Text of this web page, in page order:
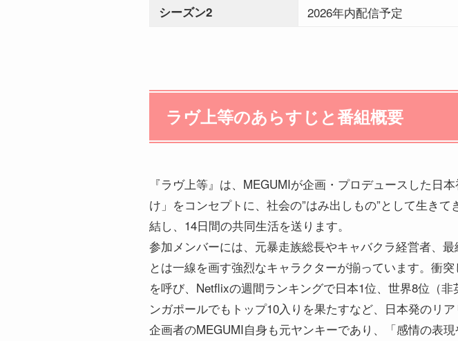
シーズン2 2026年内配信予定
ラヴ上等のあらすじと番組概要
『ラヴ上等』は、MEGUMIが企画・プロデュースした日
け」をコンセプトに、社会の”はみ出しもの”として生き
結し、14日間の共同生活を送ります。
参加メンバーには、元暴走族総長やキャバクラ経営者、
とは一線を画す強烈なキャラクターが揃っています。衝
を呼び、Netflixの週間ランキングで日本1位、世界8位（
ンガポールでもトップ10入りを果たすなど、日本発のリ
企画者のMEGUMI自身も元ヤンキーであり、「感情の表